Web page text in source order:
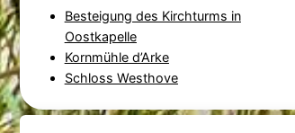
Besteigung des Kirchturms in
Oostkapelle
Kornmühle d’Arke
Schloss Westhove